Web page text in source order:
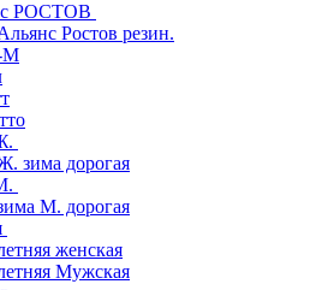
РОСТОВ
Ростов резин.
М
зима дорогая
М. дорогая
женская
Мужская